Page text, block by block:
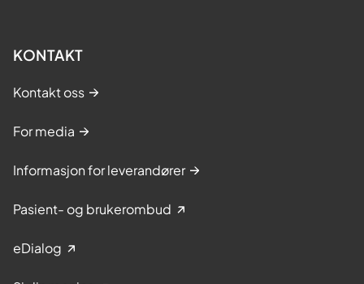
KONTAKT
Kontakt oss
For media
Informasjon for leverandører
Pasient- og brukerombud
eDialog